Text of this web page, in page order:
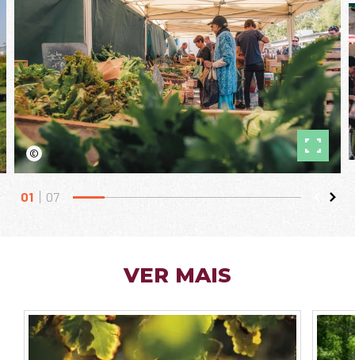
©
01 07
VER MAIS